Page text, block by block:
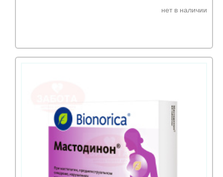
нет в наличии